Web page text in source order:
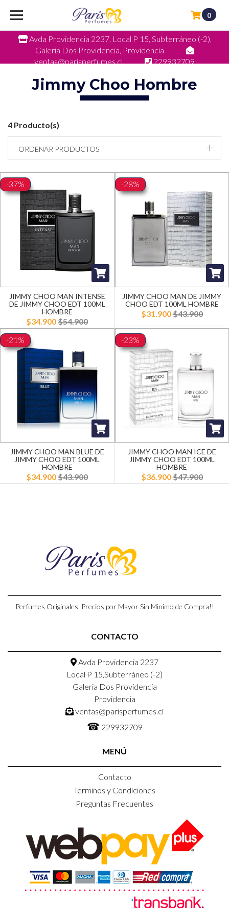
Avda Providencia 2237, Local P 15, Subterráneo (-2),
Galeria Dos Providencia, Providencia
ventas@parisperfumes.cl
229932709
0
Jimmy Choo Hombre
4 Producto(s)
ORDENAR PRODUCTOS
-37%
JIMMY CHOO MAN INTENSE
DE JIMMY CHOO EDT 100ML
HOMBRE
$34.900$54.900
-28%
JIMMY CHOO MAN DE JIMMY
CHOO EDT 100ML HOMBRE
$31.900$43.900
-21%
JIMMY CHOO MAN BLUE DE
JIMMY CHOO EDT 100ML
HOMBRE
$34.900$43.900
-23%
JIMMY CHOO MAN ICE DE
JIMMY CHOO EDT 100ML
HOMBRE
$36.900$47.900
Perfumes Originales, Precios por Mayor Sin Minimo de Compra!!
CONTACTO
Avda Providencia 2237
Local P 15,Subterráneo (-2)
Galeria Dos Providencia
Providencia
ventas@parisperfumes.cl
☎ 229932709
MENÚ
Contacto
Terminos y Condiciones
Preguntas Frecuentes